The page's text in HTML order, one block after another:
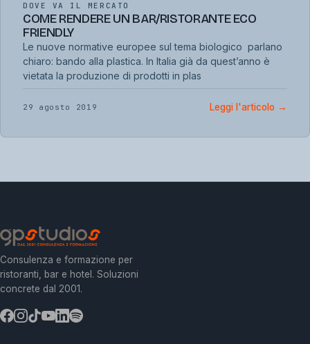
DOVE VA IL MERCATO
COME RENDERE UN BAR/RISTORANTE ECO
FRIENDLY
Le nuove normative europee sul tema biologico parlano
chiaro: bando alla plastica. In Italia già da quest’anno è
vietata la produzione di prodotti in plas
29 agosto 2019 Leggi l'articolo →
Consulenza e formazione per
ristoranti, bar e hotel. Soluzioni
concrete dal 2001.